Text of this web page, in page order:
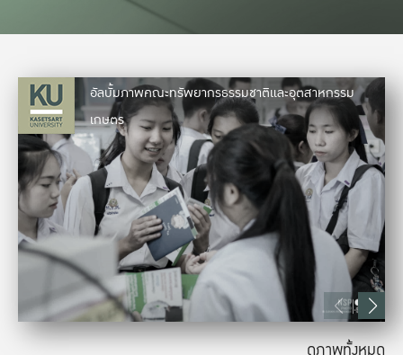
อัลบั้มภาพคณะทรัพยากรธรรมชาติและอุตสาหกรรม
เกษตร
ดูภาพทั้งหมด